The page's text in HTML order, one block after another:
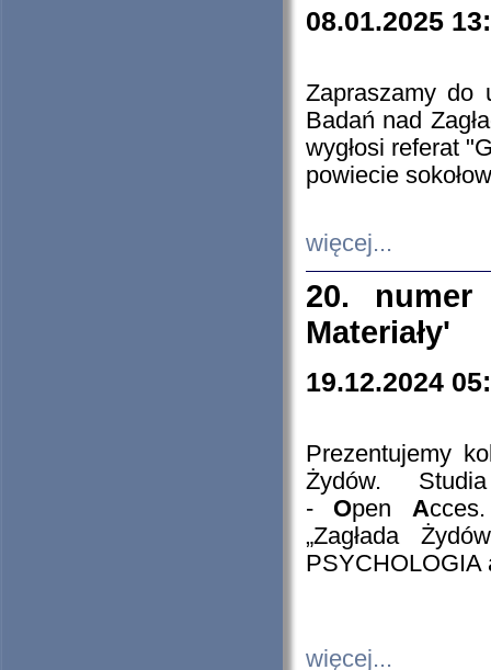
08.01.2025
Zapraszamy do
Badań nad
wygłosi referat
powiecie
więcej...
20. numer
Materiały'
19.12.2024
Prezentujemy
Żydów.
- Open A
„Zagłada
PSYCHOLOGIA
więcej...